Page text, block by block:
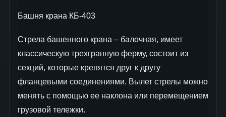
Башня крана КБ-403
Стрела башенного крана – балочная, имеет
классическую трехгранную ферму, состоит из
секций, которые крепятся друг к другу
фланцевыми соединениями. Вылет стрелы можно
менять с помощью ее наклона или перемещением
грузовой тележки.